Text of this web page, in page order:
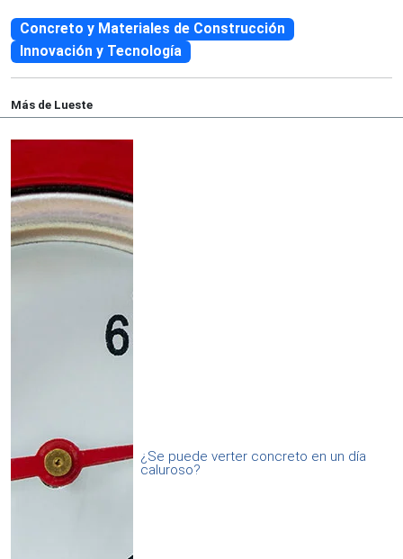
Concreto y Materiales de Construcción
Innovación y Tecnología
Más de Lueste
¿Se puede verter concreto en un día
caluroso?